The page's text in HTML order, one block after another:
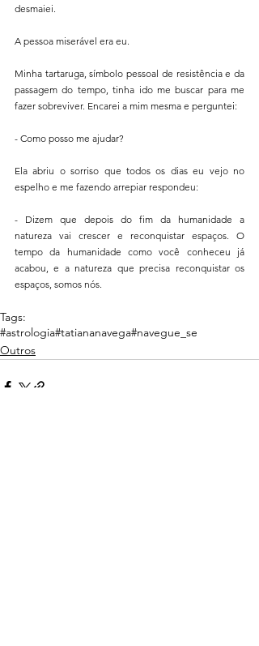
desmaiei.
A pessoa miserável era eu.
Minha tartaruga, símbolo pessoal de resistência e da
passagem do tempo, tinha ido me buscar para me
fazer sobreviver. Encarei a mim mesma e perguntei:
- Como posso me ajudar?
Ela abriu o sorriso que todos os dias eu vejo no
espelho e me fazendo arrepiar respondeu:
- Dizem que depois do fim da humanidade a
natureza vai crescer e reconquistar espaços. O
tempo da humanidade como você conheceu já
acabou, e a natureza que precisa reconquistar os
espaços, somos nós.
Tags:
#astrologia#tatiananavega#navegue_se
Outros